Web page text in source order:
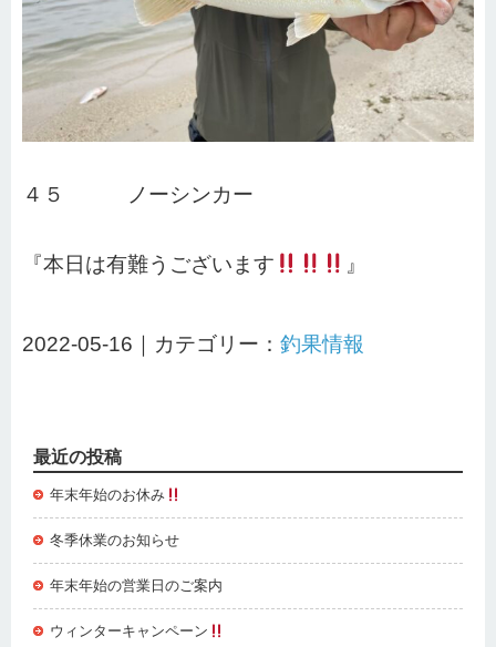
４５ ノーシンカー
『本日は有難うございます 』
2022-05-16｜カテゴリー： 釣果情報
最近の投稿
年末年始のお休み
冬季休業のお知らせ
年末年始の営業日のご案内
ウィンターキャンペーン